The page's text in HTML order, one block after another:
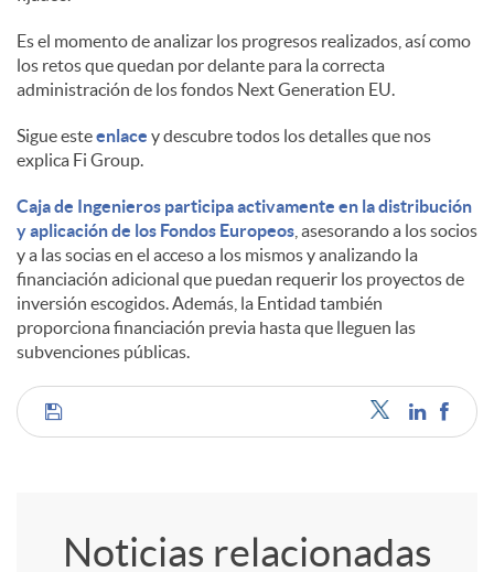
t
e
n
i
d
o
Es el momento de analizar los progresos realizados, así como
los retos que quedan por delante para la correcta
administración de los fondos Next Generation EU.
Sigue esteenlace y descubre todos los detalles que nos
explica Fi Group.
Caja de Ingenieros participa activamente en la distribución
y aplicación de los Fondos Europeos , asesorando a los socios
y a las socias en el acceso a los mismos y analizando la
financiación adicional que puedan requerir los proyectos de
inversión escogidos. Además, la Entidad también
proporciona financiación previa hasta que lleguen las
subvenciones públicas.
C
Noticias relacionadas